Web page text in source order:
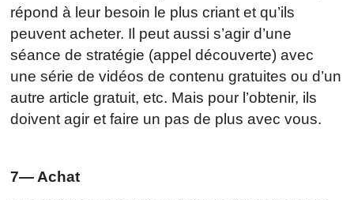
répond à leur besoin le plus criant et qu’ils
peuvent acheter. Il peut aussi s’agir d’une
séance de stratégie (appel découverte) avec
une série de vidéos de contenu gratuites ou d’un
autre article gratuit, etc. Mais pour l’obtenir, ils
doivent agir et faire un pas de plus avec vous.
7— Achat